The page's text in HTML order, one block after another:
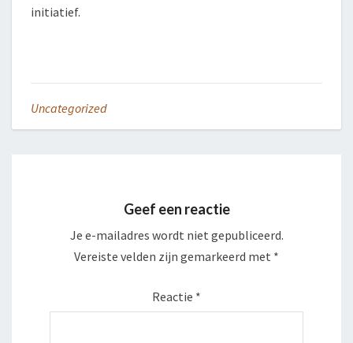
initiatief.
Uncategorized
Geef een reactie
Je e-mailadres wordt niet gepubliceerd.
Vereiste velden zijn gemarkeerd met *
Reactie *